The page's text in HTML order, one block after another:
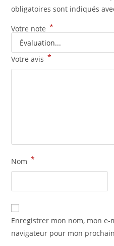
obligatoires sont indiqués
Votre note *
Votre avis *
Nom *
Enregistrer mon nom, mon
navigateur pour mon